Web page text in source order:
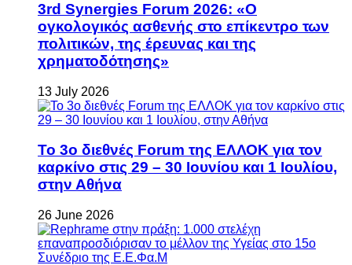
3rd Synergies Forum 2026: «Ο
ογκολογικός ασθενής στο επίκεντρο των
πολιτικών, της έρευνας και της
χρηματοδότησης»
13 July 2026
Το 3ο διεθνές Forum της ΕΛΛΟΚ για τον
καρκίνο στις 29 – 30 Ιουνίου και 1 Ιουλίου,
στην Αθήνα
26 June 2026